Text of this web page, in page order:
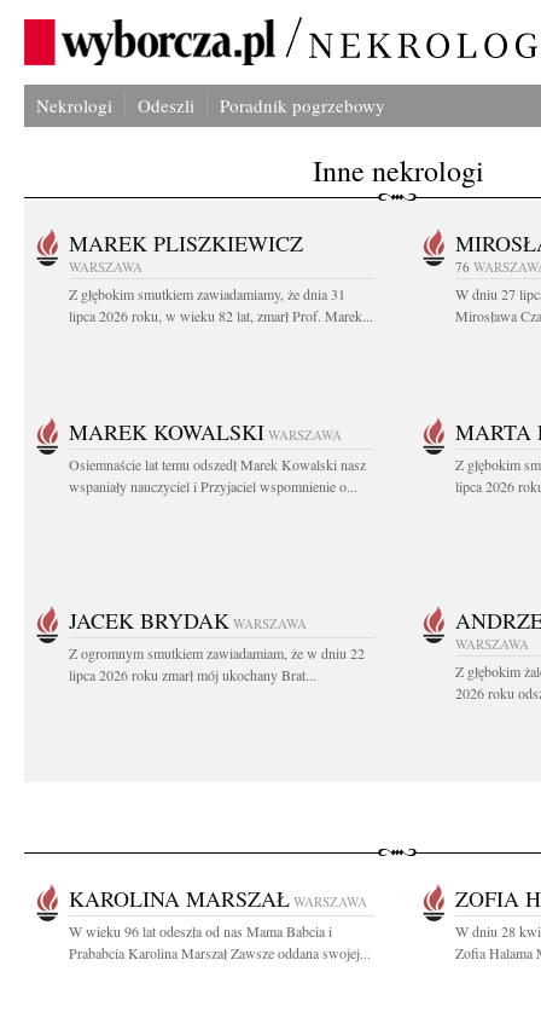
Nekrologi Odeszli Poradnik pogrzebowy
Inne nekrologi
MAREK PLISZKIEWICZ
WARSZAWA
Z głębokim smutkiem zawiadamiamy, że dnia 31
lipca 2026 roku, w wieku 82 lat, zmarł Prof. Marek...
76
W dniu 27
Mirosława
MAREK KOWALSKI WARSZAWA
Osiemnaście lat temu odszedł Marek Kowalski nasz
wspaniały nauczyciel i Przyjaciel wspomnienie o...
MARTA
Z głębokim
lipca 2026
JACEK BRYDAK WARSZAWA
Z ogromnym smutkiem zawiadamiam, że w dniu 22
lipca 2026 roku zmarł mój ukochany Brat...
WARSZAWA
Z głębokim
2026 roku
KAROLINA MARSZAŁ WARSZAWA
W wieku 96 lat odeszła od nas Mama Babcia i
Prababcia Karolina Marszał Zawsze oddana swojej...
ZOFIA
W dniu 28
Zofia Halama